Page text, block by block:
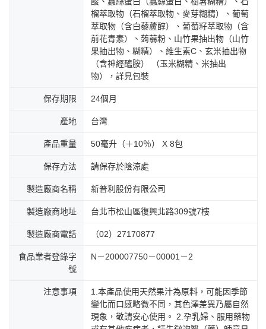
榴萃取物（石榴萃取物、麥芽糊精）、葡萄
萃取物（含白藜蘆醇）、葡萄籽萃取物（含
前花青素）、蒟蒻粉、山竹果抽出物（山竹
果抽出物、糊精）、維生素C、玄米抽出物
（含神經醯胺） （玉米糊精、米抽出
物），詳見包裝
保存期限 24個月
產地 台灣
產品重量 50毫升（＋10％） X 8包
保存方法 請保存於陰涼處
製造廠商名稱 新普利股份有限公司
製造廠商地址 台北市松山區復興北路309號7樓
製造廠商電話 （02）27170877
食品業者登錄字
號
N－200007750－00001－2
注意事項
1.本產品使用天然果汁為原料，可能因季節
變化而口感略微不同，其色澤差異乃屬自然
現象，敬請安心使用。 2.孕乳婦、服用藥物